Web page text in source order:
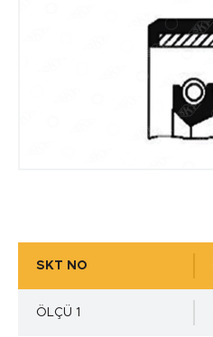
SKT NO
ÖLÇÜ 1